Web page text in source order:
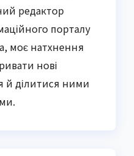
редактор
порталу
моє натхнення
нові
й ділитися ними